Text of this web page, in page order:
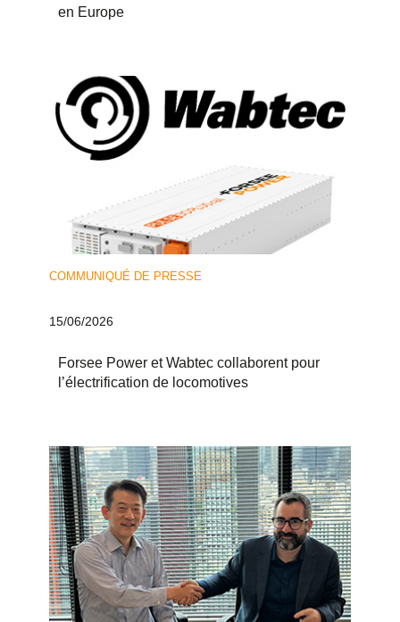
en Europe
COMMUNIQUÉ DE PRESSE
15/06/2026
Forsee Power et Wabtec collaborent pour
l’électrification de locomotives